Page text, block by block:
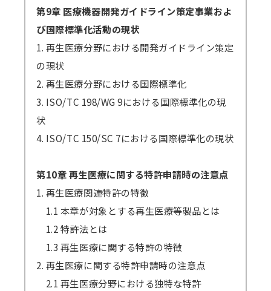
第9章 医療機器開発ガイドライン策定事業およ
び国際標準化活動の現状
1. 再生医療分野における開発ガイドライン策定
の現状
2. 再生医療分野における国際標準化
3. ISO/TC 198/WG 9における国際標準化の現
状
4. ISO/TC 150/SC 7における国際標準化の現状
第10章 再生医療に関する特許申請時の注意点
1. 再生医療関連特許の特徴
1.1 本章が対象とする再生医療等製品とは
1.2 特許法とは
1.3 再生医療に関する特許の特徴
2. 再生医療に関する特許申請時の注意点
2.1 再生医療分野における独特な特許